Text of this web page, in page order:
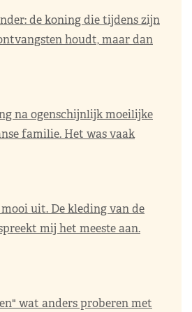
de koning die tijdens zijn
houdt, maar dan
na ogenschijnlijk moeilijke
familie. Het was vaak
uit. De kleding van de
mij het meeste aan.
wat anders proberen met